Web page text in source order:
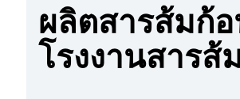
ผลิตสารส้มก้
โรงงานสาร